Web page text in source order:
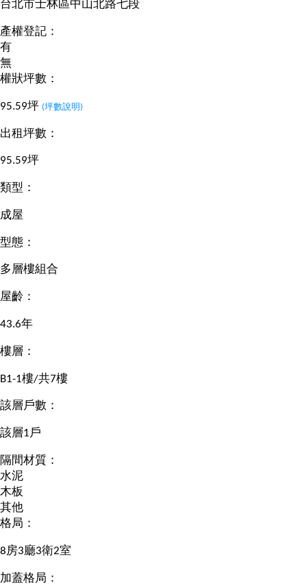
台北市士林區中山北路七段
產權登記：
有
無
權狀坪數：
95.59坪 (坪數說明)
出租坪數：
95.59坪
類型：
成屋
型態：
多層樓組合
屋齡：
43.6年
樓層：
B1-1樓/共7樓
該層戶數：
該層1戶
隔間材質：
水泥
木板
其他
格局：
8房3廳3衛2室
加蓋格局：